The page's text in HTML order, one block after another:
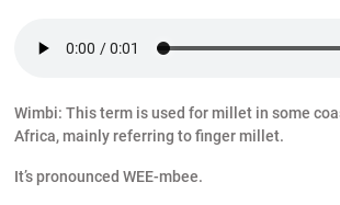
Wimbi: This term is used for millet in some
Africa, mainly referring to finger millet.
It’s pronounced WEE-mbee.